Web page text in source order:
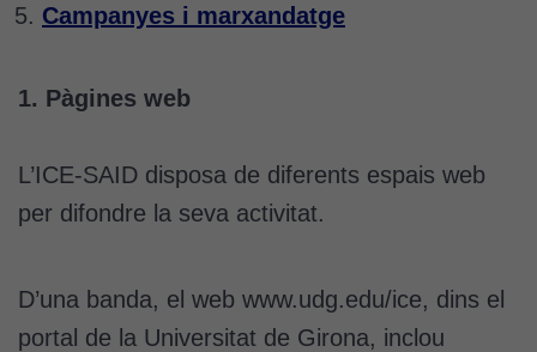
Campanyes i marxandatge
1. Pàgines web
L’ICE-SAID disposa de diferents espais web
per difondre la seva activitat.
D’una banda, el web www.udg.edu/ice, dins el
portal de la Universitat de Girona, inclou